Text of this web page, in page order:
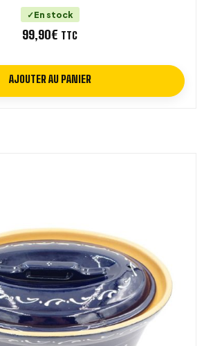
En stock
99,90€ TTC
AJOUTER AU PANIER